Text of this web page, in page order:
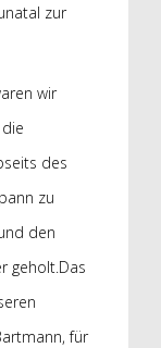
zur
wir
des
zu
den
geholt.Das
für